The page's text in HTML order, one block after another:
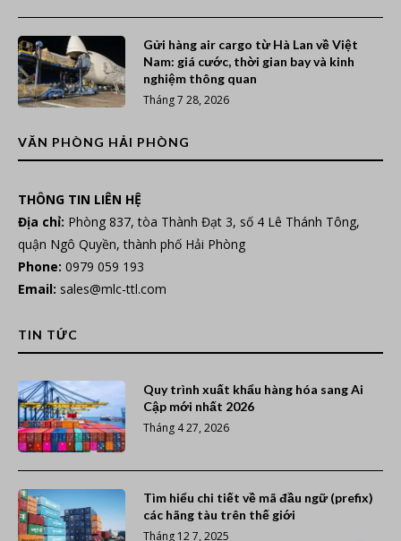
Gửi hàng air cargo từ Hà Lan về Việt
Nam: giá cước, thời gian bay và kinh
nghiệm thông quan
Tháng 7 28, 2026
VĂN PHÒNG HẢI PHÒNG
THÔNG TIN LIÊN HỆ
Địa chỉ: Phòng 837, tòa Thành Đạt 3, số 4 Lê Thánh Tông,
quận Ngô Quyền, thành phố Hải Phòng
Phone: 0979 059 193
Email: sales@mlc-ttl.com
TIN TỨC
Quy trình xuất khẩu hàng hóa sang Ai
Cập mới nhất 2026
Tháng 4 27, 2026
Tìm hiểu chi tiết về mã đầu ngữ (prefix)
các hãng tàu trên thế giới
Tháng 12 7, 2025